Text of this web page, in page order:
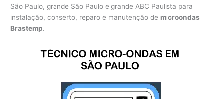
São Paulo, grande São Paulo e grande ABC Paulista para
instalação, conserto, reparo e manutenção de microondas
Brastemp.